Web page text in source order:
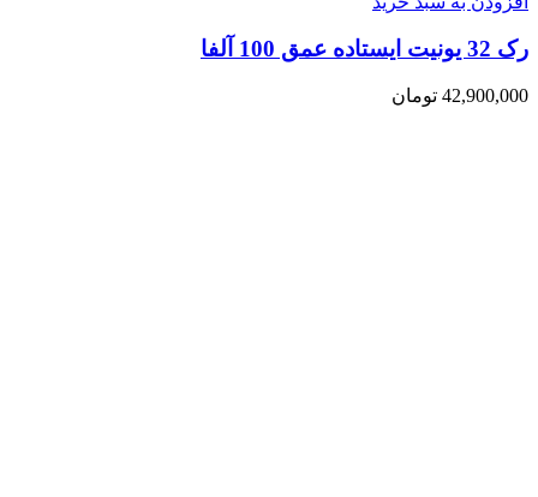
رک 32 یونیت ایستاده عمق 100 آلفا
42,900,000 تومان